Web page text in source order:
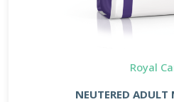
Royal
NEUTERED